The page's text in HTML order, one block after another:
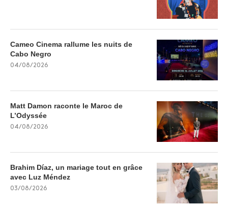
Cameo Cinema rallume les nuits de
Cabo Negro
04/08/2026
Matt Damon raconte le Maroc de
L’Odyssée
04/08/2026
Brahim Díaz, un mariage tout en grâce
avec Luz Méndez
03/08/2026